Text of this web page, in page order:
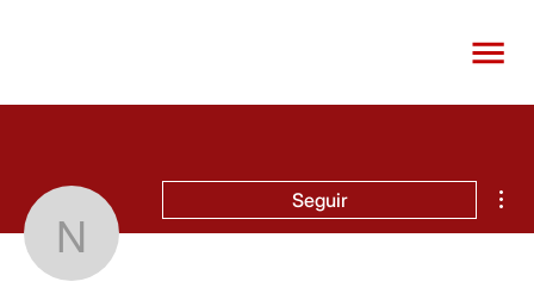
Núcleo de São Gonçalo
Seguir